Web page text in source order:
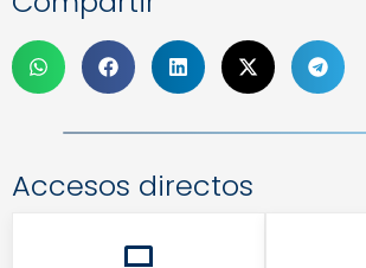
Accesos directos